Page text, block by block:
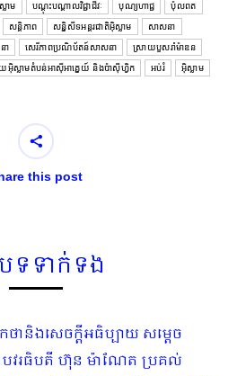
លាម បណ្ដុះបណ្ដាលវិជ្ជាជីវៈ បុណ្យហាជ្ជ ប៉ុលពត
សន្តិភាព សន្និសីទអន្តរជាតិអ៊ិស្លាម សាសនា
ា សេរីភាពប្រណិប័តន៍សាសនា ស្រាយបួសរ៉ាម៉ាឌន
សាយអ៊ិស្លាមតំបន់អាស៊ីអាគ្នេយ៍ និងប៉ាស៊ីហ្វិក អប់រំ អ៊ិស្លាម
this post
ទទាក់ទង
ថានិងសេចក្ដីអធិប្បាយ សម្ដេច
វរធិបតី ហ៊ុន ម៉ាណែត ប្រគល់